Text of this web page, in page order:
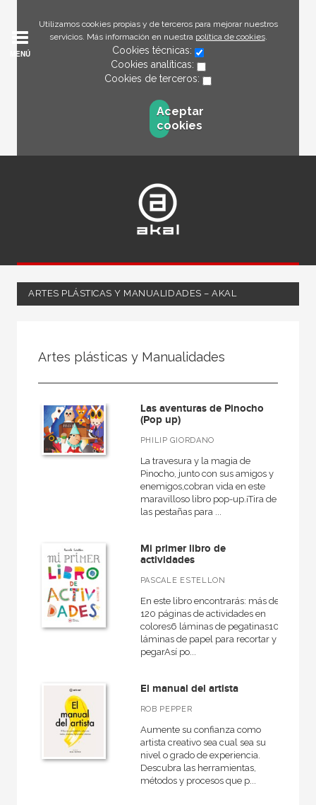
Utilizamos cookies propias y de terceros para mejorar nuestros
servicios. Más información en nuestra política de cookies.
Cookies técnicas:
Cookies analíticas:
Cookies de terceros:
Aceptar
cookies
MENÚ
ARTES PLÁSTICAS Y MANUALIDADES – AKAL
Ocio
Artes plásticas y Manualidades
MATERIAS
Jardinería
Fotografía
Artes plásticas y Manualidades
Akal Infantil
Artes, técnicas y métodos
Grandes temas  Gran formato
Artes plásticas y Manualidades
Las aventuras de Pinocho
(Pop up)
PHILIP GIORDANO
La travesura y la magia de
Pinocho, junto con sus amigos y
enemigos,cobran vida en este
maravilloso libro pop-up.¡Tira de
las pestañas para ...
Mi primer libro de
actividades
PASCALE ESTELLON
En este libro encontrarás: más de
120 páginas de actividades en
colores6 láminas de pegatinas10
láminas de papel para recortar y
pegarAsí po...
El manual del artista
ROB PEPPER
Aumente su confianza como
artista creativo sea cual sea su
nivel o grado de experiencia.
Descubra las herramientas,
métodos y procesos que p...